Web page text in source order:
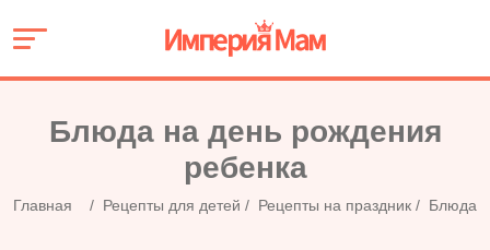
Блюда на день рождения
ребенка
Главная Рецепты для детей Рецепты на праздник Блюда